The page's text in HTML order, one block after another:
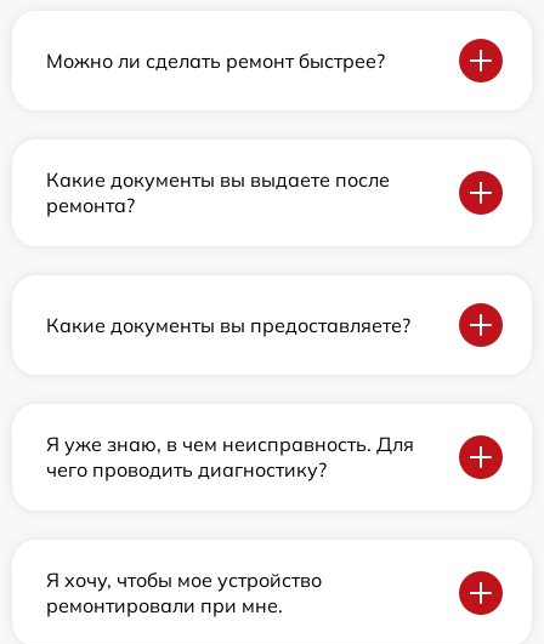
Можно ли сделать ремонт быстрее?
Какие документы вы выдаете после
ремонта?
Какие документы вы предоставляете?
Я уже знаю, в чем неисправность. Для
чего проводить диагностику?
Я хочу, чтобы мое устройство
ремонтировали при мне.